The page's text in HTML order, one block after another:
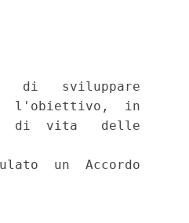
di   sviluppare
l'obiettivo,  in
di  vita   delle
un  Accordo